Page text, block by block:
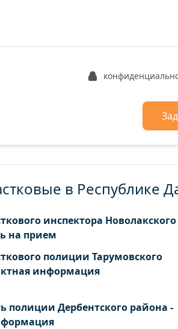
в Республике
инспектора Новолакского
на прием
полиции Тарумовского
информация
полиции Дербентского района -